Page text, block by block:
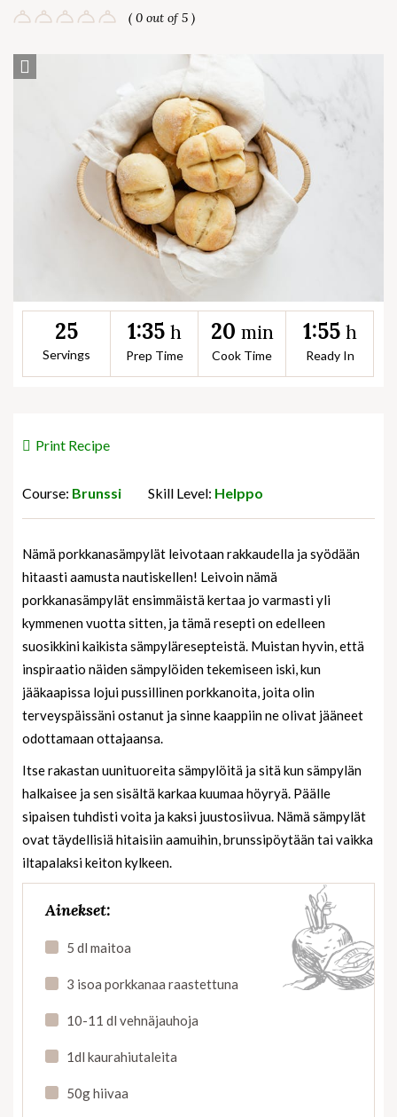
( 0 out of 5 )
Save Recipe
25
Servings
1:35 h
Prep Time
20 min
Cook Time
1:55 h
Ready In
Print Recipe
Course: Brunssi Skill Level: Helppo
Nämä porkkanasämpylät leivotaan rakkaudella ja syödään
hitaasti aamusta nautiskellen! Leivoin nämä
porkkanasämpylät ensimmäistä kertaa jo varmasti yli
kymmenen vuotta sitten, ja tämä resepti on edelleen
suosikkini kaikista sämpyläresepteistä. Muistan hyvin, että
inspiraatio näiden sämpylöiden tekemiseen iski, kun
jääkaapissa lojui pussillinen porkkanoita, joita olin
terveyspäissäni ostanut ja sinne kaappiin ne olivat jääneet
odottamaan ottajaansa.
Itse rakastan uunituoreita sämpylöitä ja sitä kun sämpylän
halkaisee ja sen sisältä karkaa kuumaa höyryä. Päälle
sipaisen tuhdisti voita ja kaksi juustosiivua. Nämä sämpylät
ovat täydellisiä hitaisiin aamuihin, brunssipöytään tai vaikka
iltapalaksi keiton kylkeen.
Ainekset:
5 dl maitoa
3 isoa porkkanaa raastettuna
10-11 dl vehnäjauhoja
1dl kaurahiutaleita
50g hiivaa